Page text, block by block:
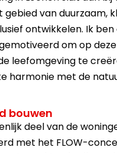
gebied van duurzaam,
ontwikkelen. Ik
om op
leefomgeving te
harmonie met de
bouwen
deel van de
met het FLOW-